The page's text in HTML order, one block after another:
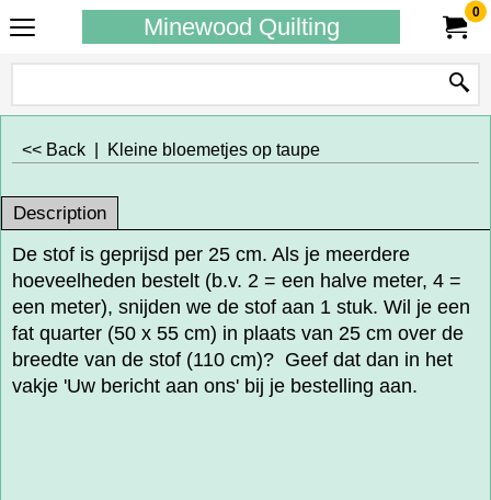
Minewood Quilting
0
<< Back Kleine bloemetjes op taupe
Description
De stof is geprijsd per 25 cm. Als je meerdere
hoeveelheden bestelt (b.v. 2 = een halve meter, 4 =
een meter), snijden we de stof aan 1 stuk. Wil je een
fat quarter (50 x 55 cm) in plaats van 25 cm over de
breedte van de stof (110 cm)? Geef dat dan in het
vakje 'Uw bericht aan ons' bij je bestelling aan.